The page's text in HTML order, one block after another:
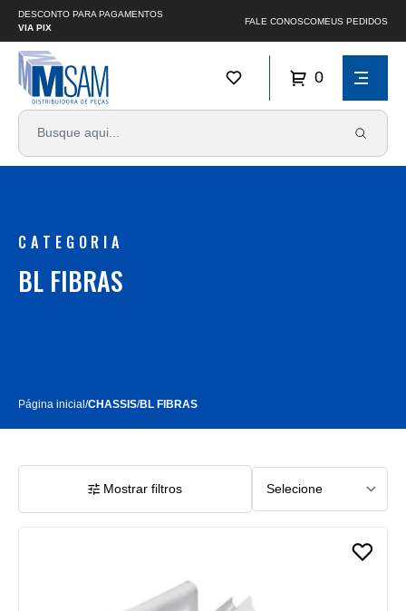
DESCONTO PARA PAGAMENTOS
VIA PIX
FALE CONOSCOMEUS PEDIDOS
0
CATEGORIA
BL FIBRAS
Página inicial/CHASSIS/BL FIBRAS
Mostrar filtros